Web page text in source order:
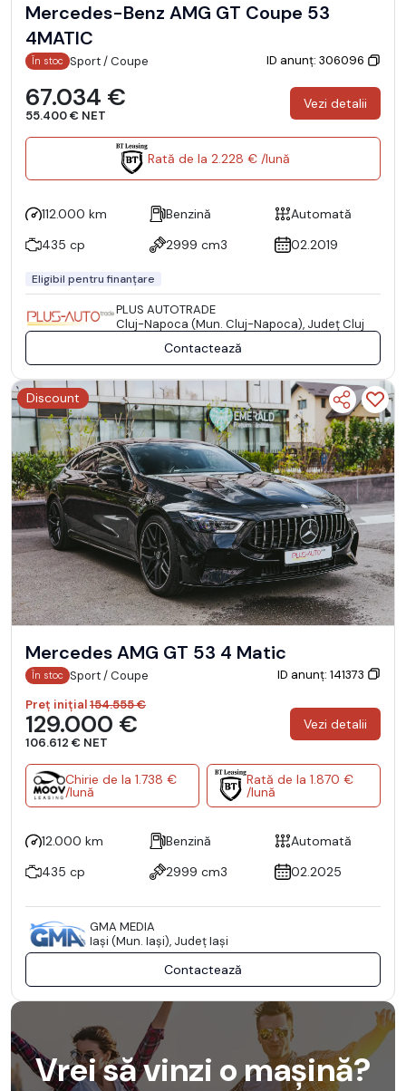
Mercedes-Benz AMG GT Coupe 53
4MATIC
În stoc Sport / Coupe ID anunț: 306096
67.034 €
55.400 € NET
Vezi detalii
Rată de la 2.228 € /lună
112.000 km Benzină
Automată
435 cp
2999 cm3 02.2019
Eligibil pentru finanțare
PLUS AUTOTRADE
Cluj-Napoca (Mun. Cluj-Napoca), Județ Cluj
Contactează
Discount
Mercedes AMG GT 53 4 Matic
În stoc Sport / Coupe
ID anunț: 141373
Preț inițial154.555 €
129.000 €
106.612 € NET
Vezi detalii
Chirie de la 1.738 €
/lună
Rată de la 1.870 €
/lună
12.000 km Benzină
Automată
435 cp
2999 cm3 02.2025
GMA MEDIA
Iaşi (Mun. Iaşi), Județ Iaşi
Contactează
Vrei să vinzi o mașină?